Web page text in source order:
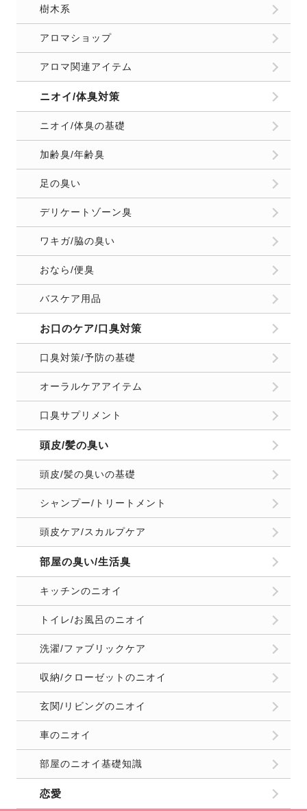
樹木系
アロマショップ
アロマ関連アイテム
ニオイ/体臭対策
ニオイ/体臭の基礎
加齢臭/年齢臭
足の臭い
デリケートゾーン臭
ワキガ/脇の臭い
おなら/便臭
バスケア用品
お口のケア/口臭対策
口臭対策/予防の基礎
オーラルケアアイテム
口臭サプリメント
頭皮/髪の臭い
頭皮/髪の臭いの基礎
シャンプー/トリートメント
頭皮ケア/スカルプケア
部屋の臭い/生活臭
キッチンのニオイ
トイレ/お風呂のニオイ
洗濯/ファブリックケア
収納/クローゼットのニオイ
玄関/リビングのニオイ
車のニオイ
部屋のニオイ基礎知識
恋愛